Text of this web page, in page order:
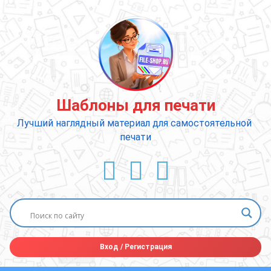
содержимому
Шаблоны для печати
Лучший наглядный материал для самостоятельной
печати
ВКонтакте
YouTube
E-mail
Вход /Регистрация